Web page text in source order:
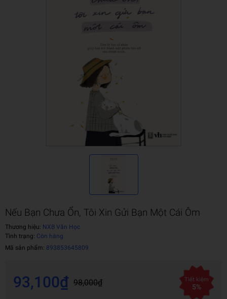
Nếu Bạn Chưa Ổn, Tôi Xin Gửi Bạn Một Cái Ôm
Thương hiệu: NXB Văn Học
Tình trạng: Còn hàng
Mã sản phẩm: 893853645809
93,100₫ 98,000₫ Tiết kiệm
5%